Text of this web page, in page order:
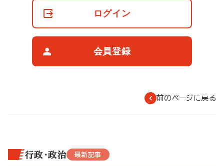
ログイン
会員登録
前のページに戻る
行政・政治 最新記事